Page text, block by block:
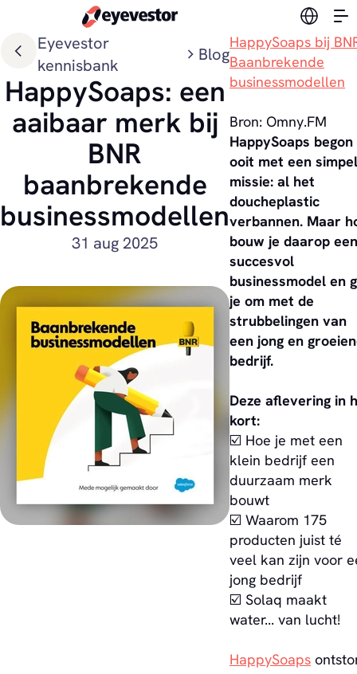
Eyevestor
kennisbank
Blog
HappySoaps: een
aaibaar merk bij
BNR
baanbrekende
businessmodellen
31 aug 2025
HappySoaps bij
Baanbrekende
businessmodellen
Bron: Omny.FM
HappySoaps begon
ooit met een
missie: al het
doucheplastic
verbannen. Maar
bouw je daarop een
succesvol
businessmodel en
je om met de
strubbelingen van
een jong en
bedrijf.
Deze aflevering in
kort:
☑️ Hoe je met een
klein bedrijf een
duurzaam merk
bouwt
☑️ Waarom 175
producten juist té
veel kan zijn voor
jong bedrijf
☑️ Solaq maakt
water... van lucht!
HappySoaps